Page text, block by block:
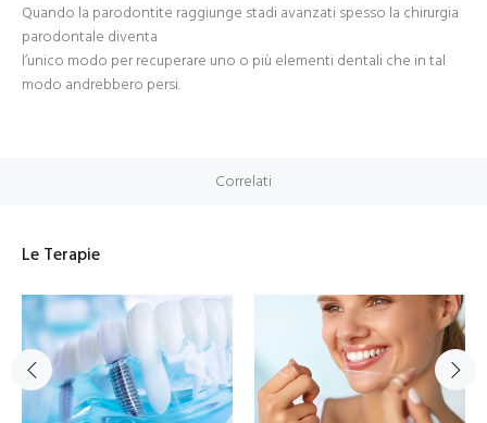
Quando la parodontite raggiunge stadi avanzati spesso la chirurgia
parodontale diventa
l’unico modo per recuperare uno o più elementi dentali che in tal
modo andrebbero persi.
Correlati
Le Terapie